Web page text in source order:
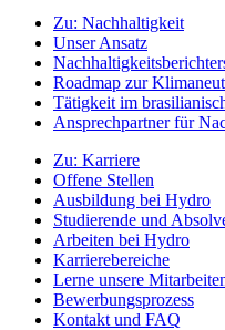
Zu: Nachhaltigkeit
Unser Ansatz
Roadmap zur
Tätigkeit im
Ansprechpartner für
Zu: Karriere
Offene Stellen
Ausbildung bei Hydro
Studierende und
Arbeiten bei Hydro
Karrierebereiche
Lerne unsere
Bewerbungsprozess
Kontakt und FAQ